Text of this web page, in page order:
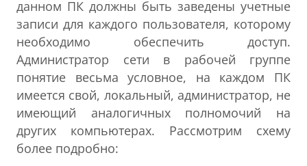
данном ПК должны быть заведены учетные
записи для каждого пользователя, которому
необходимо обеспечить доступ.
Администратор сети в рабочей группе
понятие весьма условное, на каждом ПК
имеется свой, локальный, администратор, не
имеющий аналогичных полномочий на
других компьютерах. Рассмотрим схему
более подробно: